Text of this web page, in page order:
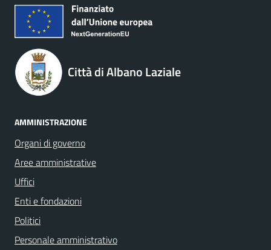
Città di Albano Laziale
AMMINISTRAZIONE
Organi di governo
Aree amministrative
Uffici
Enti e fondazioni
Politici
Personale amministrativo